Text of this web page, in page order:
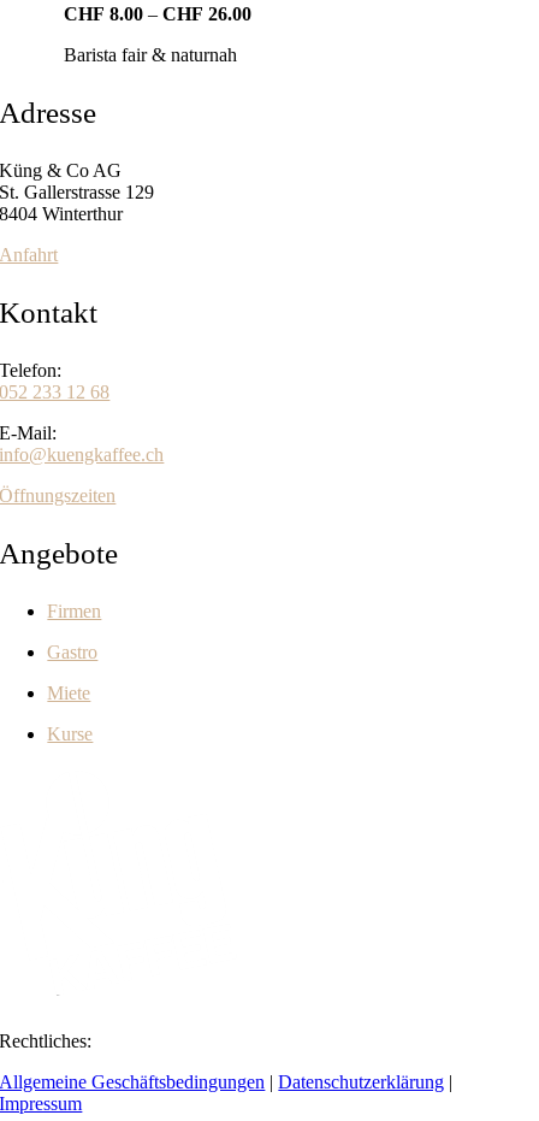
CHF 8.00 – CHF 26.00Preisspanne:
Barista fair & naturnah
Adresse
Küng & Co AG
St. Gallerstrasse 129
8404 Winterthur
Anfahrt
Kontakt
Telefon:
052 233 12 68
E-Mail:
info@kuengkaffee.ch
Öffnungszeiten
Angebote
Firmen
Gastro
Miete
Kurse
Rechtliches:
Allgemeine Geschäftsbedingungen |Datenschutzerklärung |
Impressum